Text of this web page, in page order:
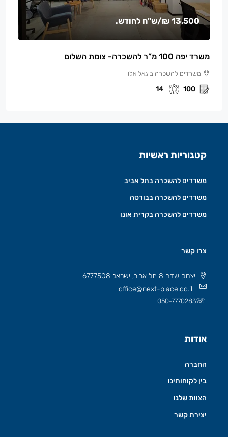
13,500 ₪ /ש"ח לחודש.
משרד יפה 100 מ”ר להשכרה- צומת השלום
משרדים להשכרה ביגאל אלון
100
14
קטגוריות ראשיות
משרדים להשכרה בתל אביב
משרדים להשכרה בבורסה
משרדים להשכרה בקרית אונו
צרו קשר
יצחק שדה 8 תל אביב, ישראל 6777508
office@next-place.co.il
☏
050-7770283
אודות
החברה
בין לקוחותינו
הצוות שלנו
יצירת קשר